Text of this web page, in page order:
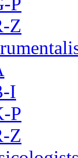
Z
I
P
Z